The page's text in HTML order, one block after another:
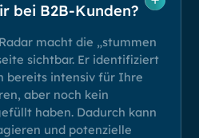
bei B2B-Kunden?
macht die „stummen
sichtbar. Er identifiziert
bereits intensiv für Ihre
aber noch kein
haben. Dadurch kann
und potenzielle